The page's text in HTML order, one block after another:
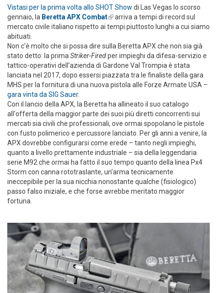
Vistasi per la prima volta allo SHOT Show di Las Vegas lo scorso
gennaio, la Beretta APX Combat(link is external)
arriva a tempi di record sul
mercato civile italiano rispetto ai tempi piuttosto lunghi a cui siamo
abituati.
Non c'è molto che si possa dire sulla Beretta APX che non sia già
stato detto: la prima Striker-Firedper impieghi da difesa-servizio e
tattico-operativi dell'azienda di Gardone Val Trompia è stata
lanciata nel 2017, dopo essersi piazzata tra le finaliste della gara
MHS per la fornitura di una nuova pistola alle Forze Armate USA –
gara vinta da SIG Sauer.
Con il lancio della APX, la Beretta ha allineato il suo catalogo
all'offerta della maggior parte dei suoi più diretti concorrenti sui
mercati sia civili che professionali, ove ormai spopolano le pistole
con fusto polimerico e percussore lanciato. Per gli anni a venire, la
APX dovrebbe configurarsi come erede – tanto negli impieghi,
quanto a livello prettamente industriale – sia della leggendaria
serie M92 che ormai ha fatto il suo tempo quanto della linea Px4
Storm con canna rototraslante, un'arma tecnicamente
ineccepibile per la sua nicchia nonostante qualche (fisiologico)
passo falso iniziale, e che forse avrebbe meritato maggior
fortuna.